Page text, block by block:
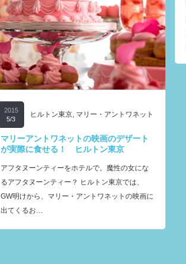
2015
5/3
ヒルトン東京 マリー・アントワネット
マリーアントワネットの映画のデザート
が実際に食せる！ ヒルトン東京
アフタヌーンティーをホテルで。魔性の女にな
るアフタヌーンティー？ ヒルトン東京では、
GW明けから、マリー・アントワネットの映画に
出てくるお…